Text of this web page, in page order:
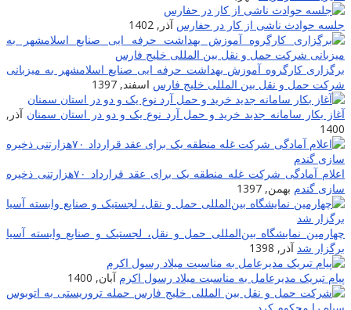
جلسه حوادث ناشی از کار در حفارس آذر, 1402
برگزاری کارگروه آموزش بهداشت حرفه ایی صنایع اسلامشهر به میزبانی
شرکت حمل و نقل بین المللی خلیج فارس اسفند, 1397
آغاز بکار سامانه جدید خرید و حمل آرد نوع یک و دو در استان سمنان آذر,
1400
اعلام آمادگی شرکت غله منطقه یک برای عقد قرارداد ۷۰هزارتنی ذخیره
سازی گندم بهمن, 1397
چهارمین نمایشگاه بین‌المللی حمل و نقل، لجستیک و صنایع وابسته آسیا
برگزار ‌شد آذر, 1398
پیام تبریک مدیرعامل به مناسبت میلاد رسول اکرم آبان, 1400